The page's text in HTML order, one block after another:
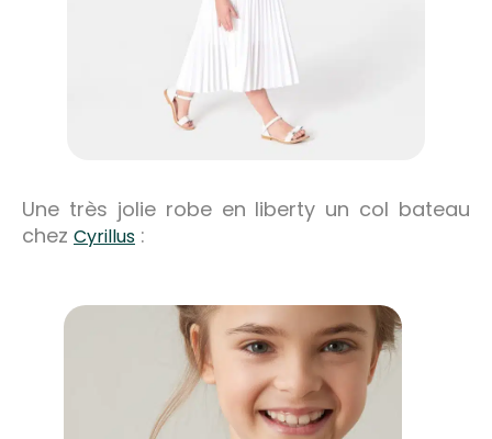
Une très jolie robe en liberty un col bateau
chez Cyrillus :